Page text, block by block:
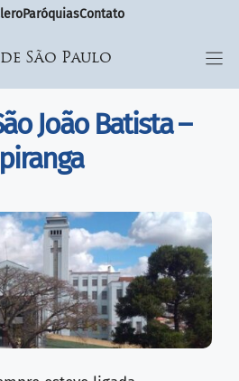
ParóquiasContato
São Paulo
João Batista –